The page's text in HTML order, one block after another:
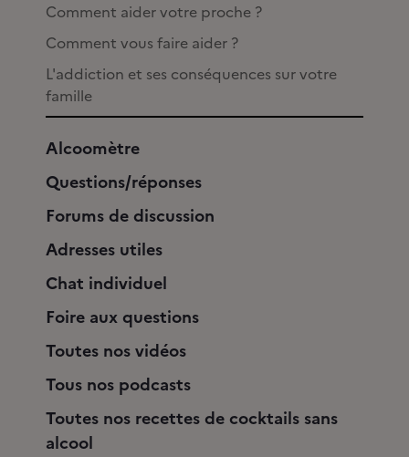
Comment aider votre proche ?
Comment vous faire aider ?
L'addiction et ses conséquences sur votre
famille
Alcoomètre
Questions/réponses
Forums de discussion
Adresses utiles
Chat individuel
Foire aux questions
Toutes nos vidéos
Tous nos podcasts
Toutes nos recettes de cocktails sans
alcool